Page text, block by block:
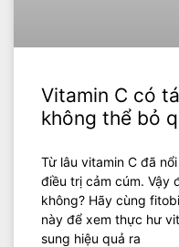
Vitamin C có
không thể bỏ
Từ lâu vitamin C đã
điều trị cảm cúm. Vậy
không? Hãy cùng
này để xem thực hư
sung hiệu quả ra